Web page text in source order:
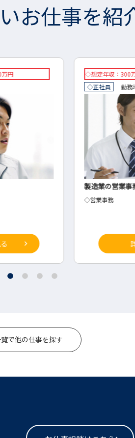
お仕事を紹
万円～400万円
詳しく見る
想定
正社
自動
で他の仕事を探す